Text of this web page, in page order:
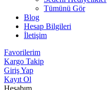
Tümünü Gör
Blog
Hesap Bilgileri
İletişim
Favorilerim
Kargo Takip
Giriş Yap
Kayıt Ol
Hesabım